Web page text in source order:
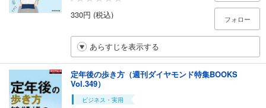
330円 (税込)
フォロー
あらすじを表示する
定年後の歩き方（週刊ダイヤモンド特集BOOKS
Vol.349）
ビジネス・実用